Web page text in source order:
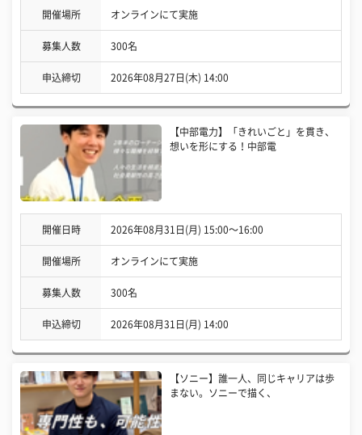
開催場所 オンラインにて実施
募集人数 300名
申込締切 2026年08月27日(木) 14:00
【中部電力】「きれいごと」を貫き、
想いを形にする！中部電
開催日時 2026年08月31日(月) 15:00〜16:00
開催場所 オンラインにて実施
募集人数 300名
申込締切 2026年08月31日(月) 14:00
【ソニー】誰一人、同じキャリアは歩
まない。ソニーで描く、